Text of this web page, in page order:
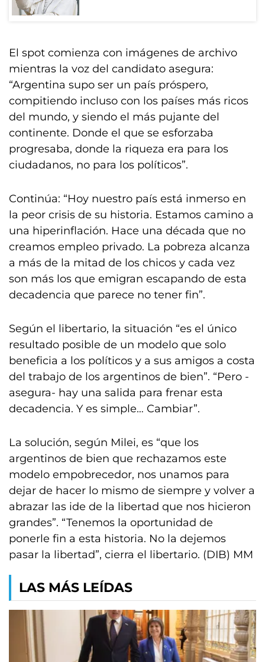
El spot comienza con imágenes de archivo
mientras la voz del candidato asegura:
“Argentina supo ser un país próspero,
compitiendo incluso con los países más ricos
del mundo, y siendo el más pujante del
continente. Donde el que se esforzaba
progresaba, donde la riqueza era para los
ciudadanos, no para los políticos”.
Continúa: “Hoy nuestro país está inmerso en
la peor crisis de su historia. Estamos camino a
una hiperinflación. Hace una década que no
creamos empleo privado. La pobreza alcanza
a más de la mitad de los chicos y cada vez
son más los que emigran escapando de esta
decadencia que parece no tener fin”.
Según el libertario, la situación “es el único
resultado posible de un modelo que solo
beneficia a los políticos y a sus amigos a costa
del trabajo de los argentinos de bien”. “Pero -
asegura- hay una salida para frenar esta
decadencia. Y es simple… Cambiar”.
La solución, según Milei, es “que los
argentinos de bien que rechazamos este
modelo empobrecedor, nos unamos para
dejar de hacer lo mismo de siempre y volver a
abrazar las ide de la libertad que nos hicieron
grandes”. “Tenemos la oportunidad de
ponerle fin a esta historia. No la dejemos
pasar la libertad”, cierra el libertario. (DIB) MM
LAS MÁS LEÍDAS